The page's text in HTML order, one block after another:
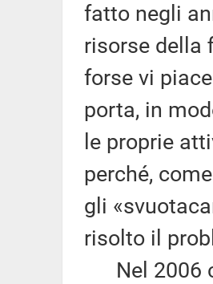
fatto negli
risorse della
forse vi
porta, in
le proprie
perché,
gli
risolto il
Nel 2006